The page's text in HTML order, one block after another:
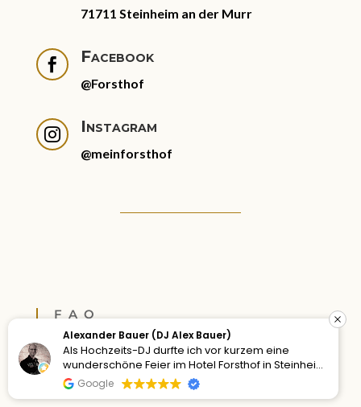
71711 Steinheim an der Murr
 Facebook
@Forsthof
 Instagram
@meinforsthof
FAQ
„Kann ich meinen
Hund
mitbringen?“
Alexander Bauer (DJ Alex Bauer)
Als Hochzeits-DJ durfte ich vor kurzem eine
wunderschöne Feier im Hotel Forsthof in Steinheim
begleiten und war von der angenehmen
Atmosphäre dieser Location angetan.
Google